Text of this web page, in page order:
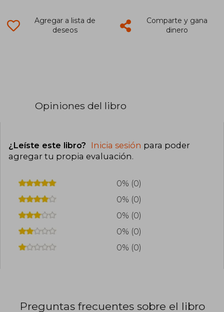
Agregar a lista de
deseos
Comparte y gana
dinero
Opiniones del libro
¿Leíste este libro? Inicia sesión para poder
agregar tu propia evaluación.
0% (0)
0% (0)
0% (0)
0% (0)
0% (0)
Preguntas frecuentes sobre el libro